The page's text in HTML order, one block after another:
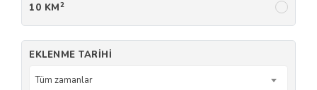
10 KM2
EKLENME TARIHI
Tüm zamanlar